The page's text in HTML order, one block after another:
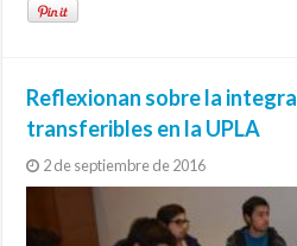
Reflexionan sobre la
transferibles en la UPLA
2 de septiembre de 2016